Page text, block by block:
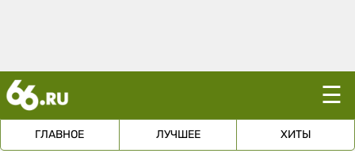
☰
ГЛАВНОЕ ЛУЧШЕЕ ХИТЫ